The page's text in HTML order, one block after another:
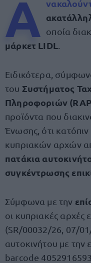
Α οποία
μάρκετ LIDL
Ειδικότερα,
του Συστήµατος
Πληροφοριών
προϊόντα που
Ένωσης, ότι
κυπριακών αρχών
πατάκια
συγκέντρωσης
Σύμφωνα με την
οι κυπριακές αρχές
(SR/00032/26, 07/
αυτοκινήτου με
barcode